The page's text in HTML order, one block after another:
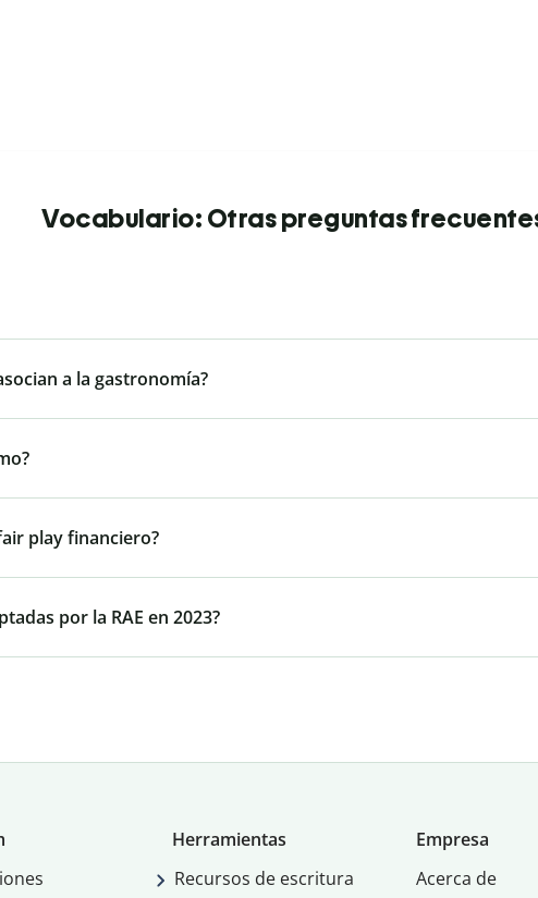
Vocabulario: Otras preguntas
a la gastronomía?
play financiero?
por la RAE en 2023?
Herramientas
Recursos de escritura
Empresa
Acerca de